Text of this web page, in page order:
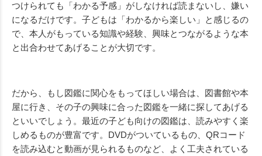
つけられても「わかる予感」がしなければ読まないし、嫌い
になるだけです。子どもは「わかるから楽しい」と感じるの
で、本人がもっている知識や経験、興味とつながるような本
と出合わせてあげることが大切です。
だから、もし図鑑に関心をもってほしい場合は、図書館や本
屋に行き、その子の興味に合った図鑑を一緒に探してあげる
といいでしょう。最近の子ども向けの図鑑は、読みやすく楽
しめるものが豊富です。 DVDがついているもの、 QRコード
を読み込むと動画が見られるものなど、よく工夫されている